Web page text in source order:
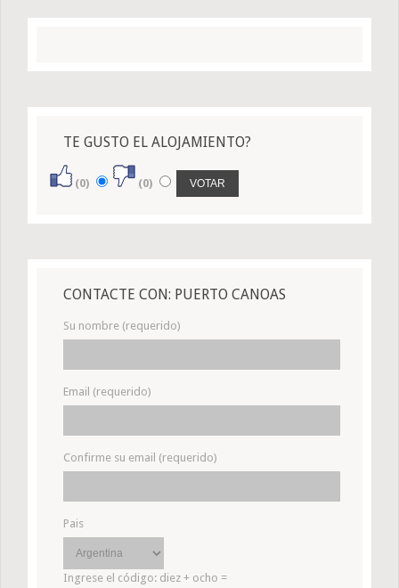
TE GUSTO EL ALOJAMIENTO?
(0) (0)
CONTACTE CON: PUERTO CANOAS
Su nombre (requerido)
Email (requerido)
Confirme su email (requerido)
Pais
Ingrese el código: diez + ocho =